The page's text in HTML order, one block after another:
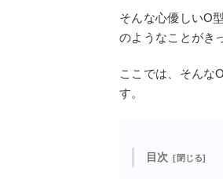
そんな心優しいO
のようなことがき
ここでは、そんな
す。
目次